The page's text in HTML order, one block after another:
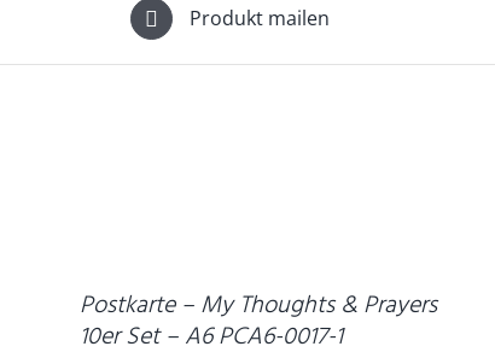
Produkt mailen
Postkarte – My Thoughts & Prayers
10er Set – A6 PCA6-0017-1